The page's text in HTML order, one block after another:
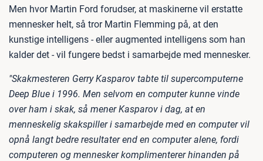
Men hvor Martin Ford forudser, at maskinerne vil erstatte
mennesker helt, så tror Martin Flemming på, at den
kunstige intelligens - eller augmented intelligens som han
kalder det - vil fungere bedst i samarbejde med mennesker.
"Skakmesteren Gerry Kasparov tabte til supercomputerne
Deep Blue i 1996. Men selvom en computer kunne vinde
over ham i skak, så mener Kasparov i dag, at en
menneskelig skakspiller i samarbejde med en computer vil
opnå langt bedre resultater end en computer alene, fordi
computeren og mennesker komplimenterer hinanden på